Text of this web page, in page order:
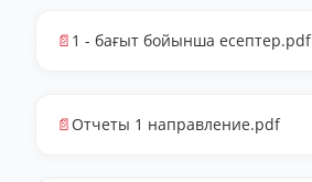
📄 1 - бағыт бойынша есептер.pdf
📄 Отчеты 1 направление.pdf